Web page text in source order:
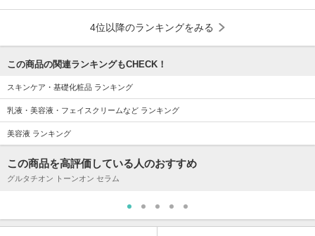
4位以降のランキングをみる
この商品の関連ランキングもCHECK！
スキンケア・基礎化粧品 ランキング
乳液・美容液・フェイスクリームなど ランキング
美容液 ランキング
この商品を高評価している人のおすすめ
グルタチオン トーンオン セラム